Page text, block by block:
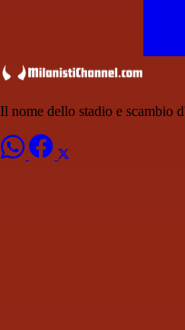
Il nome dello stadio e scambio